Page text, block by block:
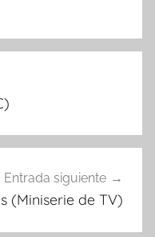
Entrada siguiente
(Miniserie de TV)